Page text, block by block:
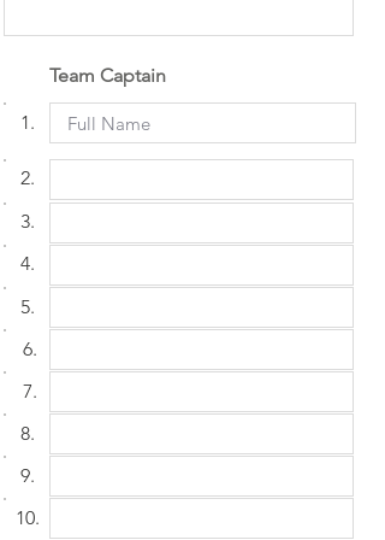
1.
Team Captain
2.
3.
4.
5.
6.
7.
8.
9.
10.